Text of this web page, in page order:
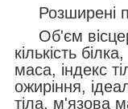
Розширені
Об'єм
кількість
маса, індекс
ожиріння,
тіла, м'язова